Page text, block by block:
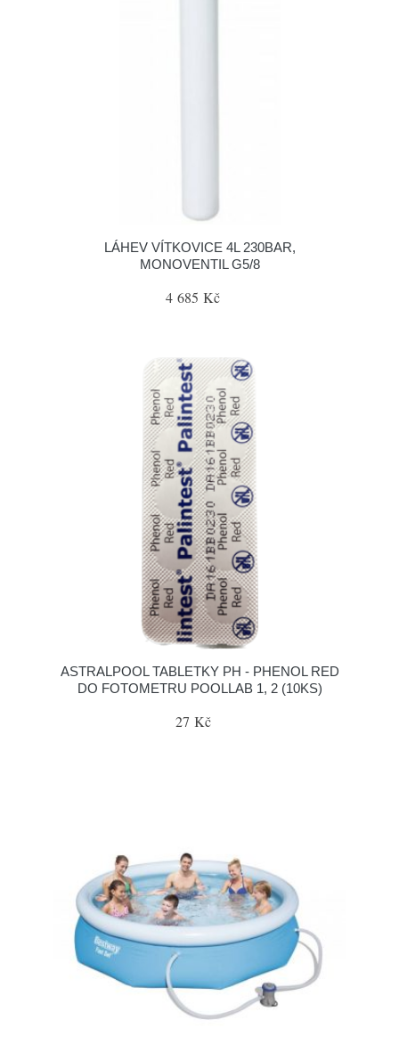
LÁHEV VÍTKOVICE 4L 230BAR,
MONOVENTIL G5/8
4 685 Kč
ASTRALPOOL TABLETKY PH - PHENOL RED
DO FOTOMETRU POOLLAB 1, 2 (10KS)
27 Kč